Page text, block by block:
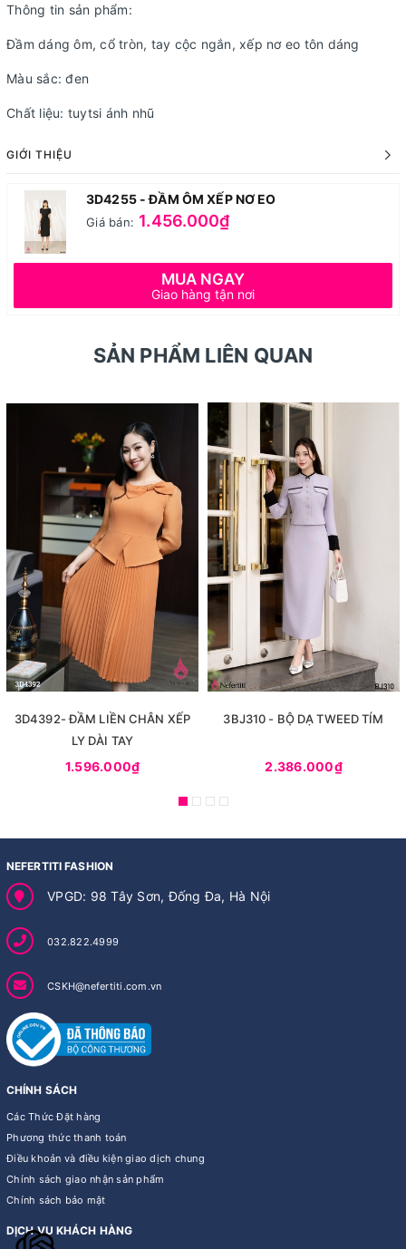
Thông tin sản phẩm:
Đầm dáng ôm, cổ tròn, tay cộc ngắn, xếp nơ eo tôn dáng
Màu sắc: đen
Chất liệu: tuytsi ánh nhũ
GIỚI THIỆU
3D4255 - ĐẦM ÔM XẾP NƠ EO
Giá bán: 1.456.000₫
MUA NGAY
Giao hàng tận nơi
SẢN PHẨM LIÊN QUAN
3D4392- ĐẦM LIỀN CHÂN XẾP
LY DÀI TAY
1.596.000₫
3BJ310 - BỘ DẠ TWEED TÍM
2.386.000₫
NEFERTITI FASHION
VPGD: 98 Tây Sơn, Đống Đa, Hà Nội
032.822.4999
CSKH@nefertiti.com.vn
CHÍNH SÁCH
Các Thức Đặt hàng
Phương thức thanh toán
Điều khoản và điều kiện giao dịch chung
Chính sách giao nhận sản phẩm
Chính sách bảo mật
DỊCH VỤ KHÁCH HÀNG